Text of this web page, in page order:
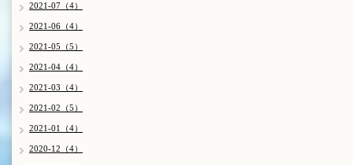
2021-07（4）
2021-06（4）
2021-05（5）
2021-04（4）
2021-03（4）
2021-02（5）
2021-01（4）
2020-12（4）